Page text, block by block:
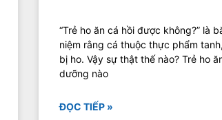
“Trẻ ho ăn cá hồi được không?” là
niệm rằng cá thuộc thực phẩm
bị ho. Vậy sự thật thế nào? Trẻ ho
dưỡng nào
ĐỌC TIẾP »